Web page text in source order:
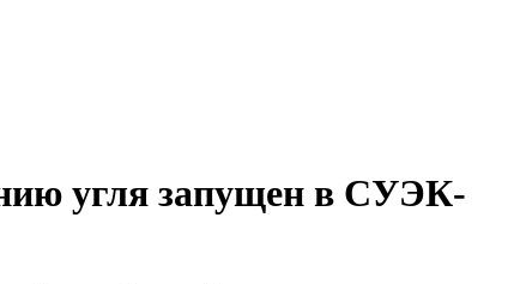
угля запущен в СУЭК-